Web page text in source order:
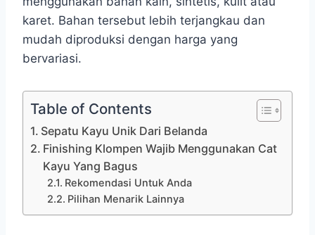
karet. Bahan tersebut lebih terjangkau dan
mudah diproduksi dengan harga yang
bervariasi.
Table of Contents
Sepatu Kayu Unik Dari Belanda
Finishing Klompen Wajib Menggunakan Cat
Kayu Yang Bagus
Rekomendasi Untuk Anda
Pilihan Menarik Lainnya